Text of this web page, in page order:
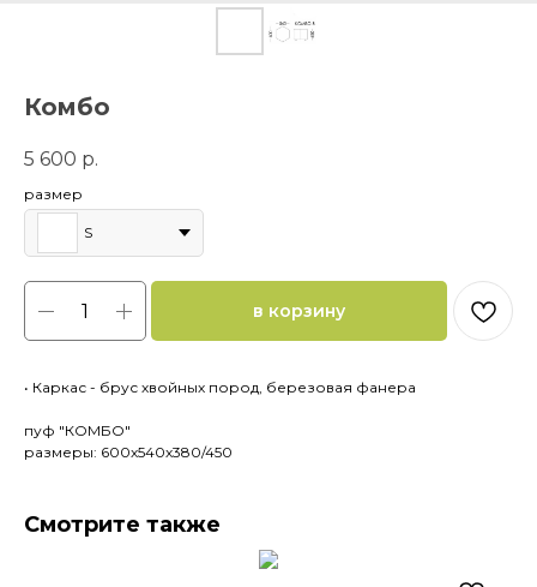
Комбо
5 600 р.
размер
S
в корзину
• Каркас - брус хвойных пород, березовая фанера
пуф "КОМБО"
размеры: 600х540х380/450
Смотрите также